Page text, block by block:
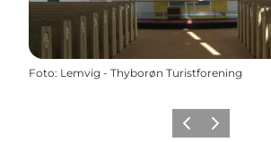
Foto: Lemvig - Thyborøn Turistforening
ZurückWeiter